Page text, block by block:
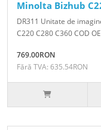
Minolta Bizhub
DR311 Unitate de
C220 C280 C360 COD
769.00RON
Fără TVA: 635.54RON